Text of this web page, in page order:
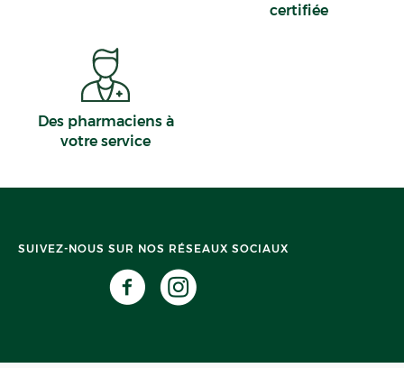
certifiée
Des pharmaciens à
votre service
SUIVEZ-NOUS SUR NOS RÉSEAUX SOCIAUX